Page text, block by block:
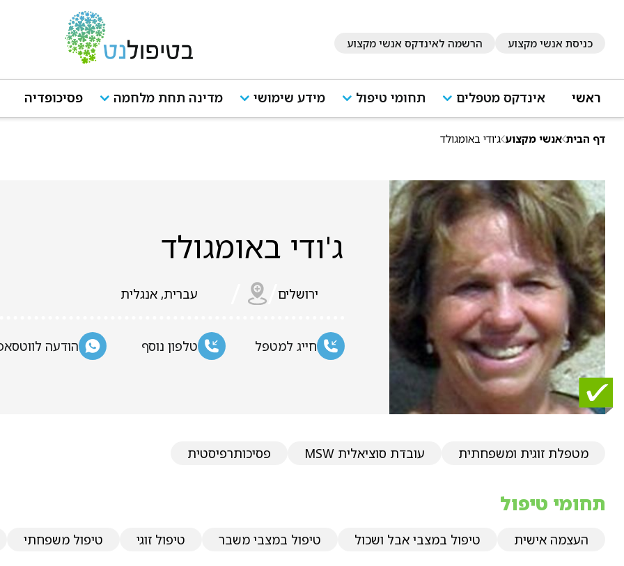
כניסת אנשי מקצוע הרשמה לאינדקס אנשי מקצוע
ראשי אינדקס מטפלים תחומי טיפול מידע שימושי מדינה תחת מלחמה פסיכופדיה
דף הבית אנשי מקצוע ג'ודי באומגולד
ג'ודי באומגולד
ירושלים עברית, אנגלית
חייג למטפל טלפון נוסף הודעה
מטפלת זוגית ומשפחתית עובדת סוציאלית MSW פסיכותרפיסטית
תחומי טיפול
העצמה אישית טיפול במצבי אבל ושכול טיפול במצבי משבר טיפול זוגי טיפול משפחתי